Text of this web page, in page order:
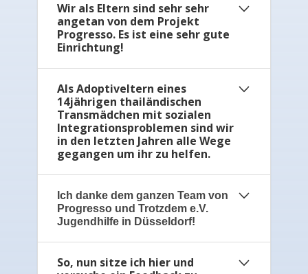
Wir als Eltern sind sehr sehr
angetan von dem Projekt
Progresso. Es ist eine sehr gute
Einrichtung!
Angefangen davon, dass alle mit
denen wir dort Kontakt hatten, sehr
nett, liebevoll, verständnisvoll und
hilfsbereit sind, bis hin zur
Organisation, Schule, Therapie,
Betreuung, Umgebung,
Freizeitgestaltung, Familienkontakt
usw. Das ganze Projekt hat unserem
Sohn sehr geholfen und endlich
weitergebracht! Wir sind absolut
begeistert und möchten uns bei allen
Als Adoptiveltern eines
14jährigen thailändischen
Transmädchen mit sozialen
Integrationsproblemen sind wir
in den letzten Jahren alle Wege
gegangen um ihr zu helfen.
Erst jetzt in Portugal mit Hilfe von
Jutta Teufel und ihrem Team von
Progresso können wir eine
Trend beobachten. Deren
Ich danke dem ganzen Team von
Progresso und Trotzdem e.V.
Jugendhilfe in Düsseldorf!
Ohne euch wären meine Tochter -
So, nun sitze ich hier und